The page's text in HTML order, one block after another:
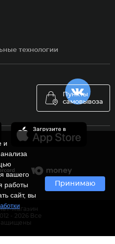
Пункты
самовывоза
технологии
и
вашего
работы
сайт, вы
Принимаю
магазин
- 2026 Все